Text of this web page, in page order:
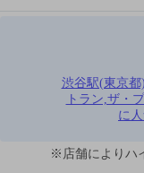
渋谷駅(東京都
トラン,ザ・
に
※店舗によりハ